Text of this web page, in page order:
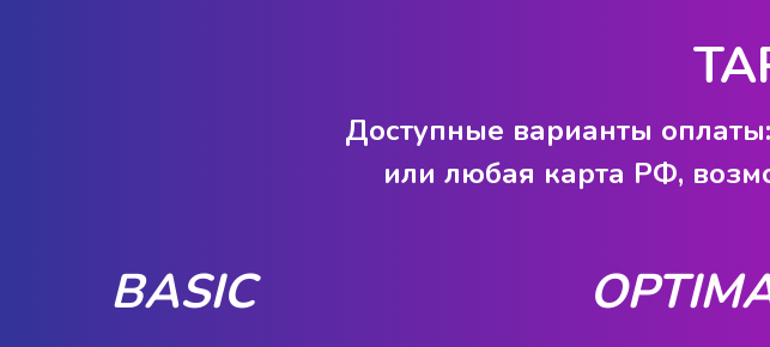
Доступные варианты
или любая карта РФ,
BASIC